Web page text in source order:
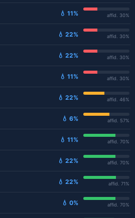
💧 11% affid. 30%
💧 22% affid. 30%
💧 22% affid. 30%
💧 11% affid. 30%
💧 22% affid. 46%
💧 6% affid. 57%
💧 11% affid. 70%
💧 22% affid. 70%
💧 22% affid. 71%
💧 0% affid. 70%